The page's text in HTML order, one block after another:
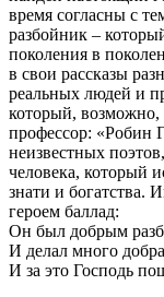
время согласны с
разбойник –
поколения в
в свои рассказы
реальных людей и
который, возможно,
профессор: «Робин
неизвестных
человека, который
знати и богатства.
героем баллад:
Он был добрым
И делал много
И за это Господь